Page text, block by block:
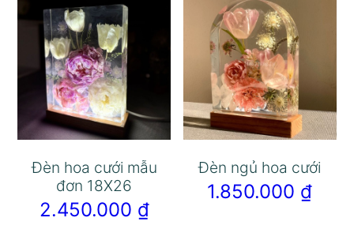
Đèn hoa cưới mẫu
đơn 18X26
2.450.000 ₫
Đèn ngủ hoa cưới
1.850.000 ₫